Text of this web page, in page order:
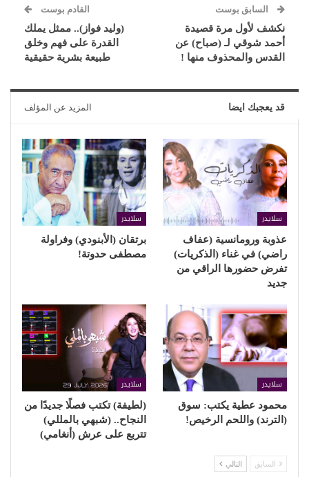
السابق بوست
نكشف لأول مرة قصيدة
أحمد شوقي لـ (صباح) عن
القدس والمحذوف منها !
القادم بوست
(وليد فواز).. ممثل يملك
القدرة على فهم وخلق
طبيعة بشرية حقيقية
قد يعجبك ايضا المزيد عن المؤلف
سلايدر
عذوبة ورومانسية (عفاف
راضي) في غناء (الذكريات)
تفرض حضورها الراقي من
جديد
سلايدر
برتقان (الأبنودي) وفراولة
مصطفى حدوتة!
سلايدر
محمود عطية يكتب: سوق
(الترند) واللحم الرخيص!
سلايدر
(لطيفة) تكتب فصلًا جديدًا من
النجاح.. (شبهي بالمللي)
تتربع على عرش (أنغامي)
السابق التالي